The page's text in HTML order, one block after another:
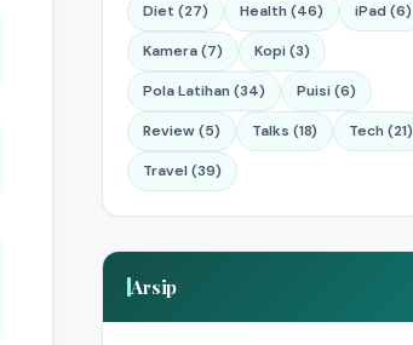
Diet (27) Health (46) iPad (6)
Kamera (7) Kopi (3)
Pola Latihan (34) Puisi (6)
Review (5) Talks (18) Tech (21)
Travel (39)
Arsip